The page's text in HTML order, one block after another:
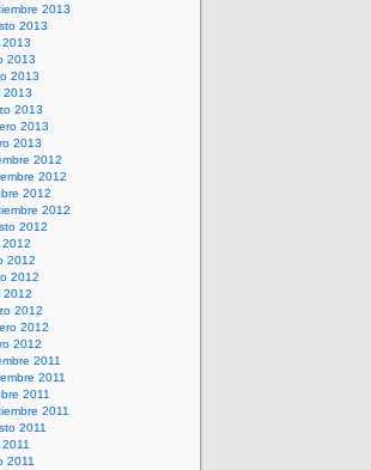
2013
2013
2013
2013
2013
2013
2013
2013
2013
2012
2012
2012
2012
2012
2012
2012
2012
2012
2012
2012
2012
2011
2011
2011
2011
2011
2011